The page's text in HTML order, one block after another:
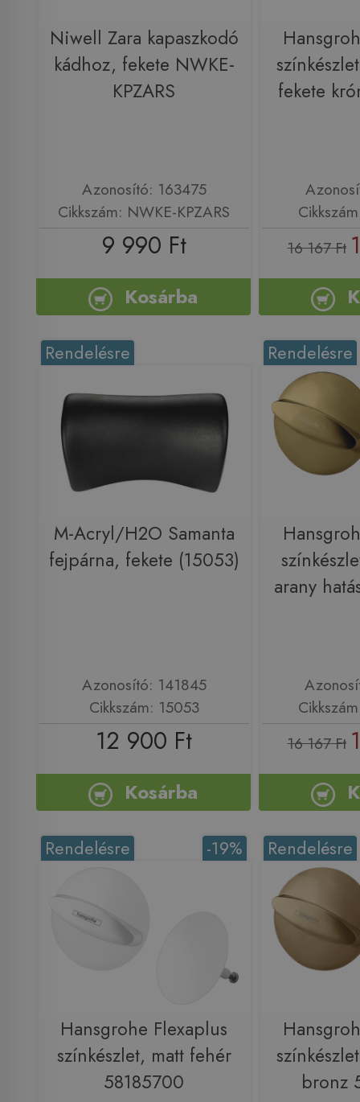
Niwell Zara kapaszkodó
kádhoz, fekete NWKE-
KPZARS
Azonosító: 163475
Cikkszám: NWKE-KPZARS
9 990 Ft
Kosárba
fekete
16 167 Ft
Rendelésre
M-Acryl/H2O Samanta
fejpárna, fekete (15053)
Azonosító: 141845
Cikkszám: 15053
12 900 Ft
Kosárba
Rendelésre
arany
16 167 Ft
-19%
Rendelésre
Hansgrohe Flexaplus
színkészlet, matt fehér
58185700
Rendelésre
bronz